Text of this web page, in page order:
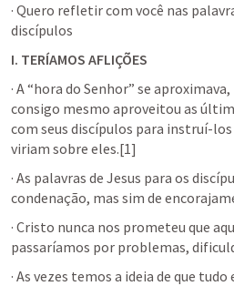
· Quero refletir com você nas
discípulos
I. TERÍAMOS AFLIÇÕES
· A “hora do Senhor” se
consigo mesmo aproveitou as
com seus discípulos para instruí-los
viriam sobre eles.[1]
· As palavras de Jesus para os
condenação, mas sim de
· Cristo nunca nos prometeu que
passaríamos por problemas,
· As vezes temos a ideia de que